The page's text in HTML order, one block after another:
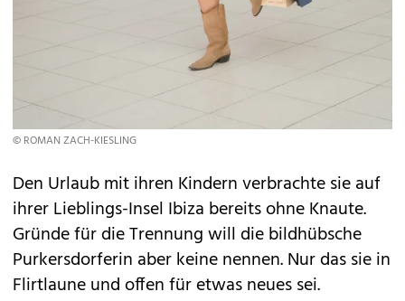
© ROMAN ZACH-KIESLING
Den Urlaub mit ihren Kindern verbrachte sie auf
ihrer Lieblings-Insel Ibiza bereits ohne Knaute.
Gründe für die Trennung will die bildhübsche
Purkersdorferin aber keine nennen. Nur das sie in
Flirtlaune und offen für etwas neues sei.